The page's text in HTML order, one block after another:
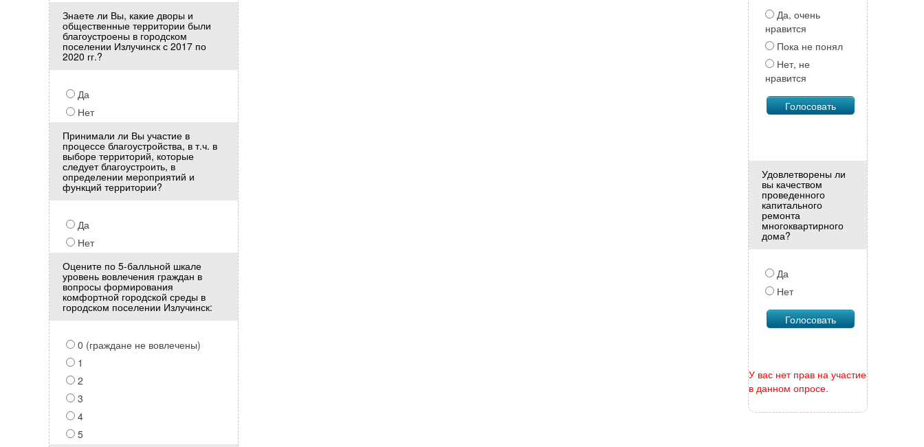
Знаете ли Вы, какие дворы и
общественные территории были
благоустроены в городском
поселении Излучинск с 2017 по
2020 гг.?
Да
Нет
Принимали ли Вы участие в
процессе благоустройства, в т.ч. в
выборе территорий, которые
следует благоустроить, в
определении мероприятий и
функций территории?
Да
Нет
Оцените по 5-балльной шкале
уровень вовлечения граждан в
вопросы формирования
комфортной городской среды в
городском поселении Излучинск:
0 (граждане не вовлечены)
1
2
3
4
5
Да, очень
нравится
Пока не понял
Нет, не
нравится
Удовлетворены ли
вы качеством
проведенного
капитального
ремонта
многоквартирного
дома?
Да
Нет
У вас нет прав на участие
в данном опросе.